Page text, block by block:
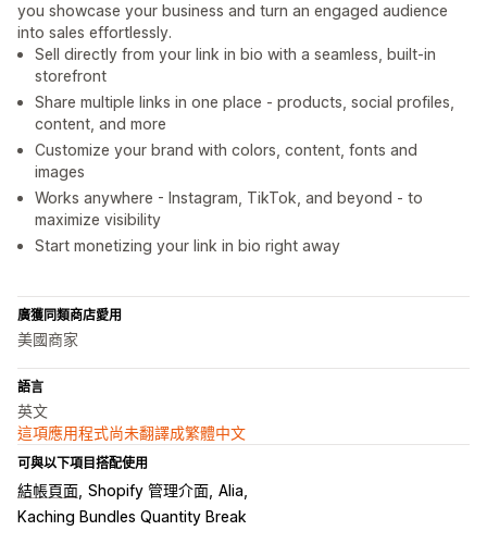
you showcase your business and turn an engaged audience
into sales effortlessly.
Sell directly from your link in bio with a seamless, built-in
storefront
Share multiple links in one place - products, social profiles,
content, and more
Customize your brand with colors, content, fonts and
images
Works anywhere - Instagram, TikTok, and beyond - to
maximize visibility
Start monetizing your link in bio right away
廣獲同類商店愛用
美國商家
語言
英文
這項應用程式尚未翻譯成繁體中文
可與以下項目搭配使用
結帳頁面 Shopify 管理介面 Alia
Kaching Bundles Quantity Break